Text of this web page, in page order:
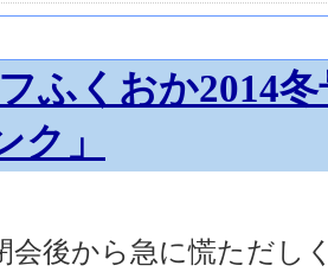
ふくおか2014
ク」
会後から急に慌ただし